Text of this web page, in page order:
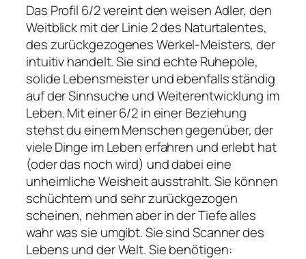
Das Profil 6/2 vereint den weisen Adler, den
Weitblick mit der Linie 2 des Naturtalentes,
des zurückgezogenes Werkel-Meisters, der
intuitiv handelt. Sie sind echte Ruhepole,
solide Lebensmeister und ebenfalls ständig
auf der Sinnsuche und Weiterentwicklung im
Leben. Mit einer 6/2 in einer Beziehung
stehst du einem Menschen gegenüber, der
viele Dinge im Leben erfahren und erlebt hat
(oder das noch wird) und dabei eine
unheimliche Weisheit ausstrahlt. Sie können
schüchtern und sehr zurückgezogen
scheinen, nehmen aber in der Tiefe alles
wahr was sie umgibt. Sie sind Scanner des
Lebens und der Welt. Sie benötigen: